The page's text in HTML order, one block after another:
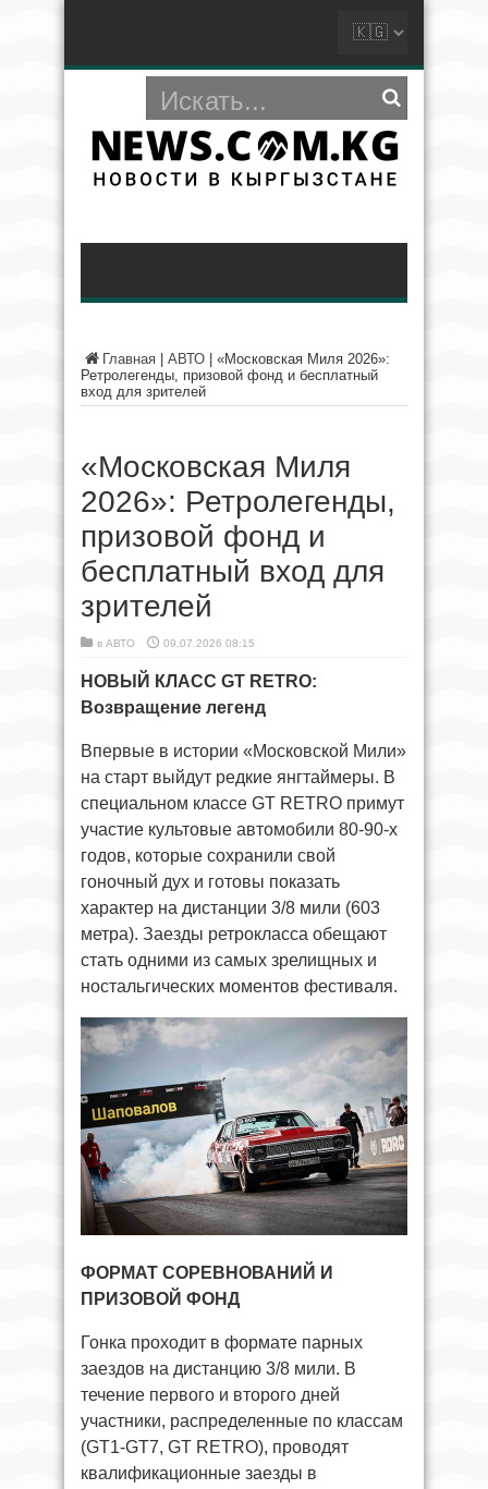
Главная АВТО
«Московская Миля 2026»:
Ретролегенды, призовой фонд и бесплатный
вход для зрителей
«Московская Миля
2026»: Ретролегенды,
призовой фонд и
бесплатный вход для
зрителей
в АВТО 09.07.2026 08:15
НОВЫЙ КЛАСС GT RETRO:
Возвращение легенд
Впервые в истории «Московской Мили»
на старт выйдут редкие янгтаймеры. В
специальном классе GT RETRO примут
участие культовые автомобили 80-90-х
годов, которые сохранили свой
гоночный дух и готовы показать
характер на дистанции 3/8 мили (603
метра). Заезды ретрокласса обещают
стать одними из самых зрелищных и
ностальгических моментов фестиваля.
ФОРМАТ СОРЕВНОВАНИЙ И
ПРИЗОВОЙ ФОНД
Гонка проходит в формате парных
заездов на дистанцию 3/8 мили. В
течение первого и второго дней
участники, распределенные по классам
(GT1-GT7, GT RETRO), проводят
квалификационные заезды в